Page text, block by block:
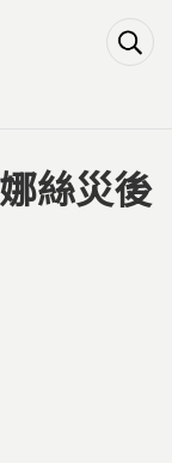
絲災後